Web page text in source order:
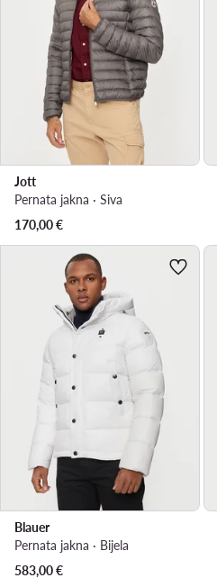
Jott
Pernata jakna · Siva
170,00€
Blauer
Pernata jakna · Bijela
583,00€